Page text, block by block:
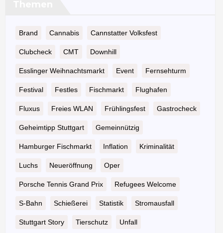
Brand Cannabis Cannstatter Volksfest
Clubcheck CMT Downhill
Esslinger Weihnachtsmarkt Event Fernsehturm
Festival Festles Fischmarkt Flughafen
Fluxus Freies WLAN Frühlingsfest Gastrocheck
Geheimtipp Stuttgart Gemeinnützig
Hamburger Fischmarkt Inflation Kriminalität
Luchs Neueröffnung Oper
Porsche Tennis Grand Prix Refugees Welcome
S-Bahn Schießerei Statistik Stromausfall
Stuttgart Story Tierschutz Unfall